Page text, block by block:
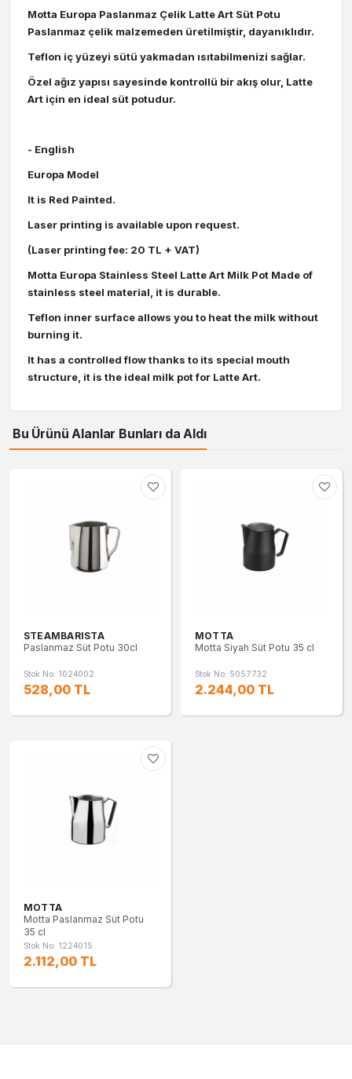
Motta Europa Paslanmaz Çelik Latte Art Süt Potu
Paslanmaz çelik malzemeden üretilmiştir, dayanıklıdır.
Teflon iç yüzeyi sütü yakmadan ısıtabilmenizi sağlar.
Özel ağız yapısı sayesinde kontrollü bir akış olur, Latte
Art için en ideal süt potudur.
- English
Europa Model
It is Red Painted.
Laser printing is available upon request.
(Laser printing fee: 20 TL + VAT)
Motta Europa Stainless Steel Latte Art Milk Pot Made of
stainless steel material, it is durable.
Teflon inner surface allows you to heat the milk without
burning it.
It has a controlled flow thanks to its special mouth
structure, it is the ideal milk pot for Latte Art.
Bu Ürünü Alanlar Bunları da Aldı
STEAMBARISTA
Paslanmaz Süt Potu 30cl
Stok No: 1024002
528,00 TL
MOTTA
Motta Siyah Süt Potu 35 cl
Stok No: 5057732
2.244,00 TL
MOTTA
Motta Paslanmaz Süt Potu
35 cl
Stok No: 1224015
2.112,00 TL